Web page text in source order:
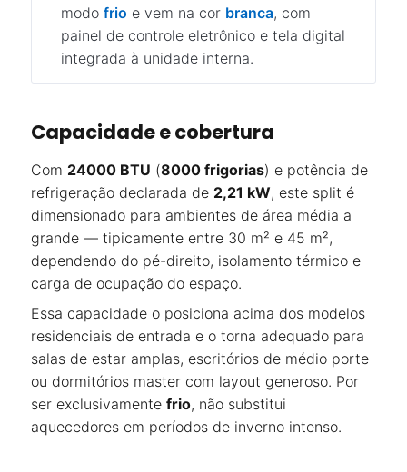
modo frio e vem na cor branca, com
painel de controle eletrônico e tela digital
integrada à unidade interna.
Capacidade e cobertura
Com 24000 BTU (8000 frigorias) e potência de
refrigeração declarada de 2,21 kW, este split é
dimensionado para ambientes de área média a
grande — tipicamente entre 30 m² e 45 m²,
dependendo do pé-direito, isolamento térmico e
carga de ocupação do espaço.
Essa capacidade o posiciona acima dos modelos
residenciais de entrada e o torna adequado para
salas de estar amplas, escritórios de médio porte
ou dormitórios master com layout generoso. Por
ser exclusivamente frio, não substitui
aquecedores em períodos de inverno intenso.